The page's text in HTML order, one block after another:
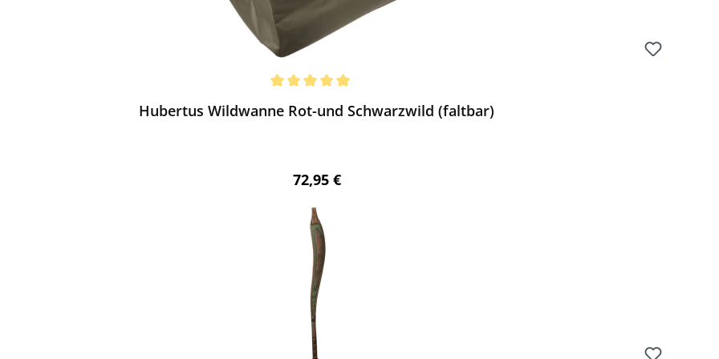
Hubertus Wildwanne Rot-und Schwarzwild (faltbar)
Regulärer Preis:
72,95 €